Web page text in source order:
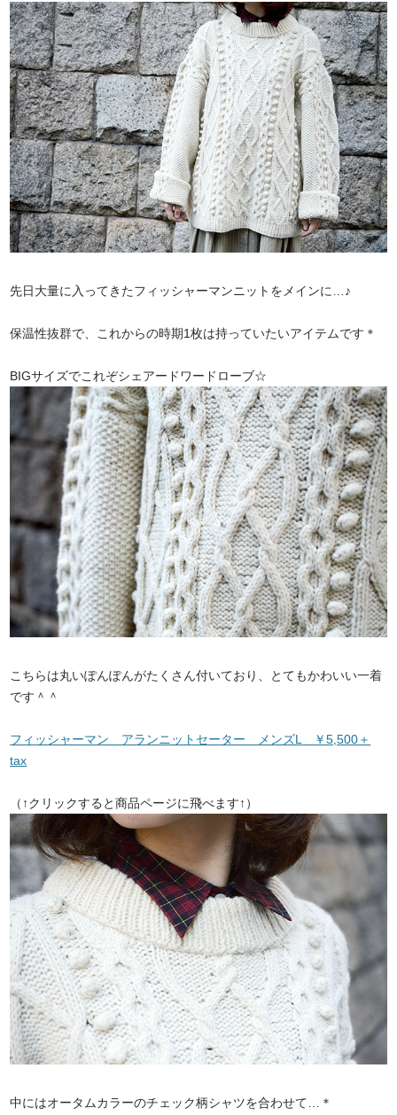
先日大量に入ってきたフィッシャーマンニットをメインに…♪
保温性抜群で、これからの時期1枚は持っていたいアイテムです＊
BIGサイズでこれぞシェアードワードローブ☆
こちらは丸いぽんぽんがたくさん付いており、とてもかわいい一着
です＾＾
フィッシャーマン アランニットセーター メンズL ￥5,500＋
tax
（↑クリックすると商品ページに飛べます↑）
中にはオータムカラーのチェック柄シャツを合わせて…＊